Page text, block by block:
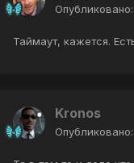
Опубликовано:
Таймаут, кажется.
Kronos
Опубликовано: